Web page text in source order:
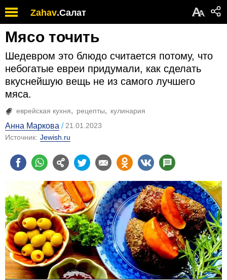
Zahav.Салат АА
Мясо точить
Шедевром это блюдо считается потому, что
небогатые евреи придумали, как сделать
вкуснейшую вещь не из самого лучшего
мяса.
еврейская кухня рецепты кулинария
Анна Маркова
21.01.2023
Источник: Jewish.ru